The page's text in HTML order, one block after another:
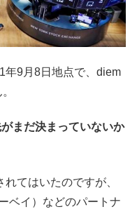
年9月8日地点で、diem
まだ決まっていないか
てはいたのですが、
ベイ）などのパートナ